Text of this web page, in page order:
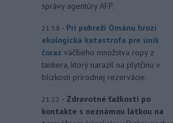
správy agentúry AFP.
21:58 - Pri pobreží Ománu hrozí
ekologická katastrofa pre únik
čoraz väčšieho množstva ropy z
tankera, ktorý narazil na plytčinu v
blízkosti prírodnej rezervácie.
21:22 - Zdravotné ťažkosti po
kontakte s neznámou látkou na